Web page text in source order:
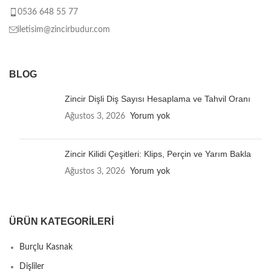
0536 648 55 77
iletisim@zincirbudur.com
BLOG
Zincir Dişli Diş Sayısı Hesaplama ve Tahvil Oranı
Ağustos 3, 2026 Yorum yok
Zincir Kilidi Çeşitleri: Klips, Perçin ve Yarım Bakla
Ağustos 3, 2026 Yorum yok
ÜRÜN KATEGORILERI
Burçlu Kasnak
Dişliler